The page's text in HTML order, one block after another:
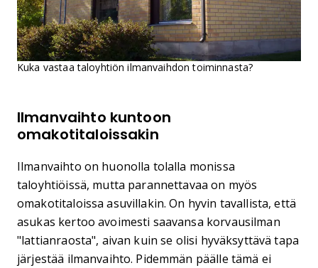
Kuka vastaa taloyhtiön ilmanvaihdon toiminnasta?
Ilmanvaihto kuntoon
omakotitaloissakin
Ilmanvaihto on huonolla tolalla monissa
taloyhtiöissä, mutta parannettavaa on myös
omakotitaloissa asuvillakin. On hyvin tavallista, että
asukas kertoo avoimesti saavansa korvausilman
"lattianraosta", aivan kuin se olisi hyväksyttävä tapa
järjestää ilmanvaihto. Pidemmän päälle tämä ei